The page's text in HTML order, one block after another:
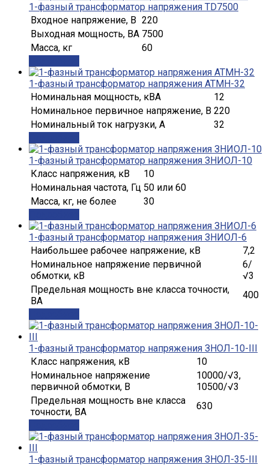
1-фазный трансформатор напряжения TD7500
Входное напряжение, В 220
Выходная мощность, ВА 7500
Масса, кг
60
1-фазный трансформатор напряжения АТМН-32
Номинальная мощность, кВА
12
Номинальное первичное напряжение, В 220
Номинальный ток нагрузки, А
32
1-фазный трансформатор напряжения ЗНИОЛ-10
Класс напряжения, кВ
10
Номинальная частота, Гц 50 или 60
Масса, кг, не более
30
1-фазный трансформатор напряжения ЗНИОЛ-6
Наибольшее рабочее напряжение, кВ
7,2
Номинальное напряжение первичной
обмотки, кВ
6/
√3
Предельная мощность вне класса точности,
ВА
400
1-фазный трансформатор напряжения ЗНОЛ-10-III
Класс напряжения, кВ
10
Номинальное напряжение
первичной обмотки, В
10000/√3,
10500/√3
Предельная мощность вне класса
точности, ВА
630
1-фазный трансформатор напряжения ЗНОЛ-35-III